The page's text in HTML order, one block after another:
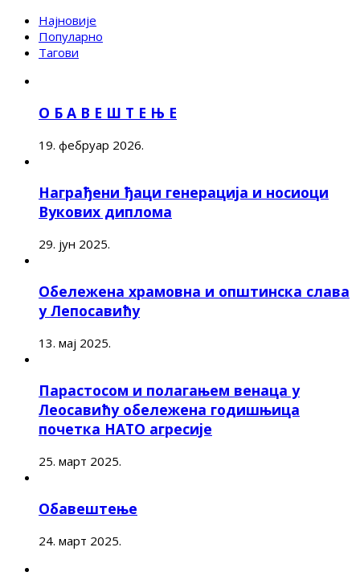
Најновије
Популарно
Тагови
О Б А В Е Ш Т Е Њ Е
19. фебруар 2026.
Награђени ђаци генерација и носиоци
Вукових диплома
29. јун 2025.
Обележена храмовна и општинска слава
у Лепосавићу
13. мај 2025.
Парастосом и полагањем венаца у
Леосавићу обележена годишњица
почетка НАТО агресије
25. март 2025.
Обавештење
24. март 2025.